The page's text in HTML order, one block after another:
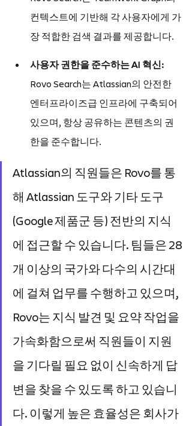
컨텍스트에 기반해 각 사용자에게 가
장 적합한 검색 결과를 제공합니다.
사용자 권한을 준수하는 AI 혁신:
Rovo Search는 Atlassian의 안전한
엔터프라이즈급 인프라에 구축되어
있으며, 항상 공유하는 콘텐츠의 권
한을 준수합니다.
Atlassian의 직원들은 Rovo를 통
해 Atlassian 도구와 기타 도구
(Google 제품군 등) 전반의 지식
에 접근할 수 있습니다. 팀들은 28
개 이상의 국가와 다수의 시간대
에 걸쳐 업무를 수행하고 있으며,
Rovo는 지식 발견 및 요약 작업을
가속화함으로써 직원들이 지원
을 기다릴 필요 없이 신속하게 답
변을 찾을 수 있도록 하고 있습니
다. 이렇게 높은 효율성은 회사가